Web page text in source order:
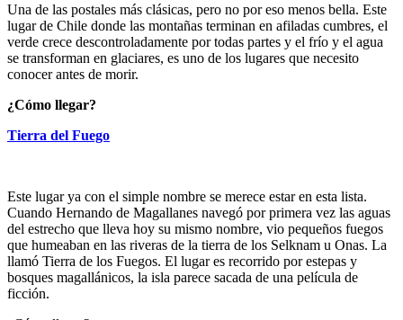
Una de las postales más clásicas, pero no por eso menos bella. Este
lugar de Chile donde las montañas terminan en afiladas cumbres, el
verde crece descontroladamente por todas partes y el frío y el agua
se transforman en glaciares, es uno de los lugares que necesito
conocer antes de morir.
¿Cómo llegar?
Tierra del Fuego
Este lugar ya con el simple nombre se merece estar en esta lista.
Cuando Hernando de Magallanes navegó por primera vez las aguas
del estrecho que lleva hoy su mismo nombre, vio pequeños fuegos
que humeaban en las riveras de la tierra de los Selknam u Onas. La
llamó Tierra de los Fuegos. El lugar es recorrido por estepas y
bosques magallánicos, la isla parece sacada de una película de
ficción.